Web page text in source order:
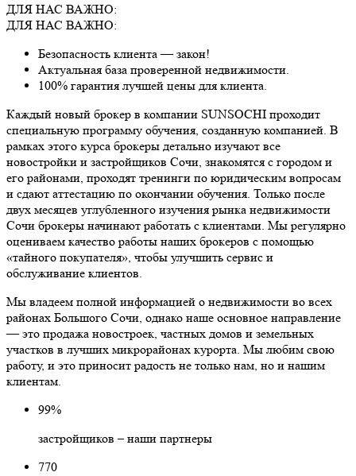
ДЛЯ НАС ВАЖНО:
ДЛЯ НАС ВАЖНО:
Безопасность клиента — закон!
Актуальная база проверенной недвижимости.
100% гарантия лучшей цены для клиента.
Каждый новый брокер в компании SUNSOCHI проходит
специальную программу обучения, созданную компанией. В
рамках этого курса брокеры детально изучают все
новостройки и застройщиков Сочи, знакомятся с городом и
его районами, проходят тренинги по юридическим вопросам
и сдают аттестацию по окончании обучения. Только после
двух месяцев углубленного изучения рынка недвижимости
Сочи брокеры начинают работать с клиентами. Мы регулярно
оцениваем качество работы наших брокеров с помощью
«тайного покупателя», чтобы улучшить сервис и
обслуживание клиентов.
Мы владеем полной информацией о недвижимости во всех
районах Большого Сочи, однако наше основное направление
— это продажа новостроек, частных домов и земельных
участков в лучших микрорайонах курорта. Мы любим свою
работу, и это приносит радость не только нам, но и нашим
клиентам.
99%
застройщиков – наши партнеры
770